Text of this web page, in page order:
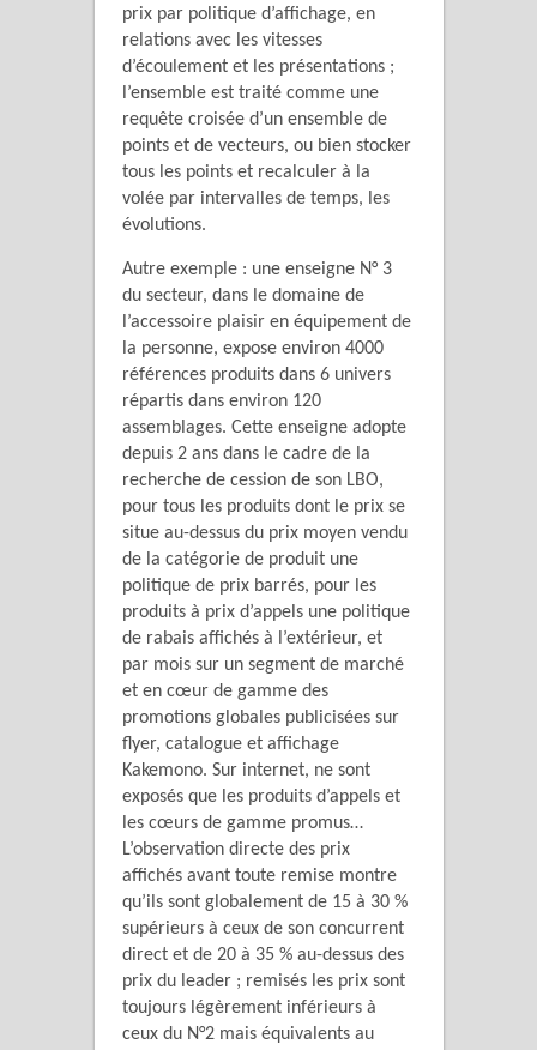
prix par politique d’affichage, en
relations avec les vitesses
d’écoulement et les présentations ;
l’ensemble est traité comme une
requête croisée d’un ensemble de
points et de vecteurs, ou bien stocker
tous les points et recalculer à la
volée par intervalles de temps, les
évolutions.
Autre exemple : une enseigne N° 3
du secteur, dans le domaine de
l’accessoire plaisir en équipement de
la personne, expose environ 4000
références produits dans 6 univers
répartis dans environ 120
assemblages. Cette enseigne adopte
depuis 2 ans dans le cadre de la
recherche de cession de son LBO,
pour tous les produits dont le prix se
situe au-dessus du prix moyen vendu
de la catégorie de produit une
politique de prix barrés, pour les
produits à prix d’appels une politique
de rabais affichés à l’extérieur, et
par mois sur un segment de marché
et en cœur de gamme des
promotions globales publicisées sur
flyer, catalogue et affichage
Kakemono. Sur internet, ne sont
exposés que les produits d’appels et
les cœurs de gamme promus…
L’observation directe des prix
affichés avant toute remise montre
qu’ils sont globalement de 15 à 30 %
supérieurs à ceux de son concurrent
direct et de 20 à 35 % au-dessus des
prix du leader ; remisés les prix sont
toujours légèrement inférieurs à
ceux du N°2 mais équivalents au